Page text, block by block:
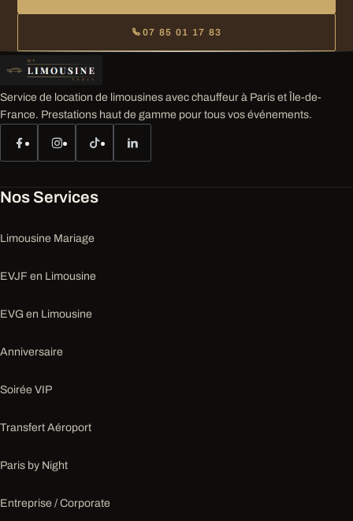
07 85 01 17 83
Service de location de limousines avec chauffeur à Paris et Île-de-
France. Prestations haut de gamme pour tous vos événements.
Nos Services
Limousine Mariage
EVJF en Limousine
EVG en Limousine
Anniversaire
Soirée VIP
Transfert Aéroport
Paris by Night
Entreprise / Corporate